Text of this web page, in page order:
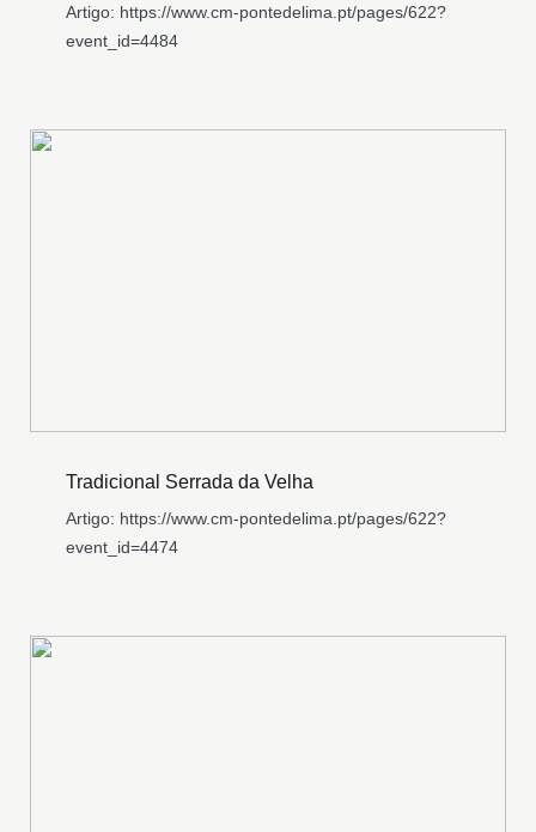
Artigo: https://www.cm-pontedelima.pt/pages/622?
event_id=4484
Tradicional Serrada da Velha
Artigo: https://www.cm-pontedelima.pt/pages/622?
event_id=4474